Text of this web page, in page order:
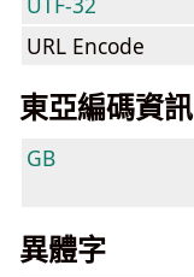
URL Encode
東亞編碼資訊
GB
異體字